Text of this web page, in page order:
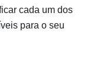
cada um dos
para o seu